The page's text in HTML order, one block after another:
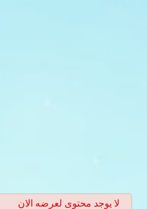
لا يوجد محتوى لعرضه الان